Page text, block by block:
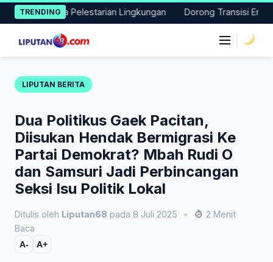
Skip
to
content
TRENDING
Nyata Pelestarian Lingkungan Dorong Transisi Energi di
LIPUTAN BERITA
Dua Politikus Gaek Pacitan,
Diisukan Hendak Bermigrasi Ke
Partai Demokrat? Mbah Rudi O
dan Samsuri Jadi Perbincangan
Seksi Isu Politik Lokal
Ditulis oleh Liputan68 pada 8 Juli 2025 •
2 Menit
Baca
A- A+